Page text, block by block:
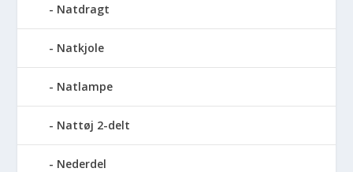
Natdragt
Natkjole
Natlampe
Nattøj 2-delt
Nederdel